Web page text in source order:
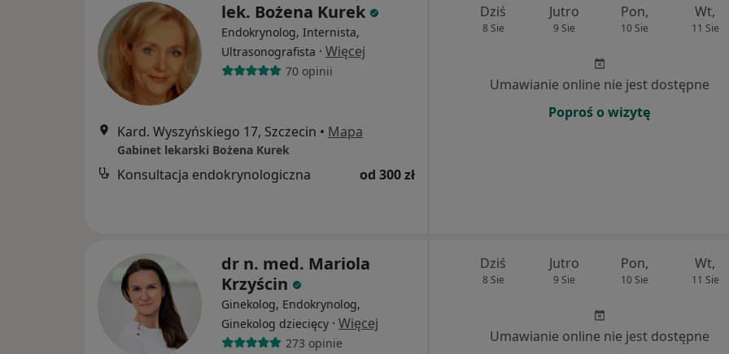
lek. Bożena Kurek
Endokrynolog, Internista,
Ultrasonografista · Więcej
70 opinii
Kard. Wyszyńskiego 17, Szczecin • Mapa
Gabinet lekarski Bożena Kurek
Konsultacja endokrynologiczna od 300 zł
Dziś
8 Sie
Jutro
9 Sie
Pon,
10 Sie
Wt,
11 Sie
Umawianie online nie jest dostępne
Poproś o wizytę
dr n. med. Mariola
Krzyścin
Ginekolog, Endokrynolog,
Ginekolog dziecięcy · Więcej
273 opinie
Dziś
8 Sie
Jutro
9 Sie
Pon,
10 Sie
Wt,
11 Sie
Umawianie online nie jest dostępne